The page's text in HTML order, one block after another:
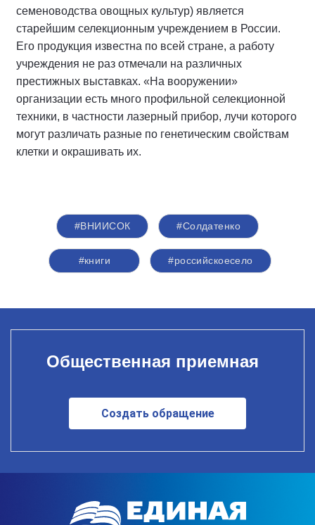
семеноводства овощных культур) является
старейшим селекционным учреждением в России.
Его продукция известна по всей стране, а работу
учреждения не раз отмечали на различных
престижных выставках. «На вооружении»
организации есть много профильной селекционной
техники, в частности лазерный прибор, лучи которого
могут различать разные по генетическим свойствам
клетки и окрашивать их.
#ВНИИСОК #Солдатенко
#книги #российскоесело
Общественная приемная
Создать обращение